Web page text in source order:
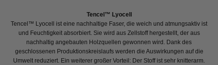
Tencel™ Lyocell
Tencel™ Lyocell ist eine nachhaltige Faser, die weich und atmungsaktiv ist
und Feuchtigkeit absorbiert. Sie wird aus Zellstoff hergestellt, der aus
nachhaltig angebauten Holzquellen gewonnen wird. Dank des
geschlossenen Produktionskreislaufs werden die Auswirkungen auf die
Umwelt reduziert. Ein weiterer großer Vorteil: Der Stoff ist sehr knitterarm.